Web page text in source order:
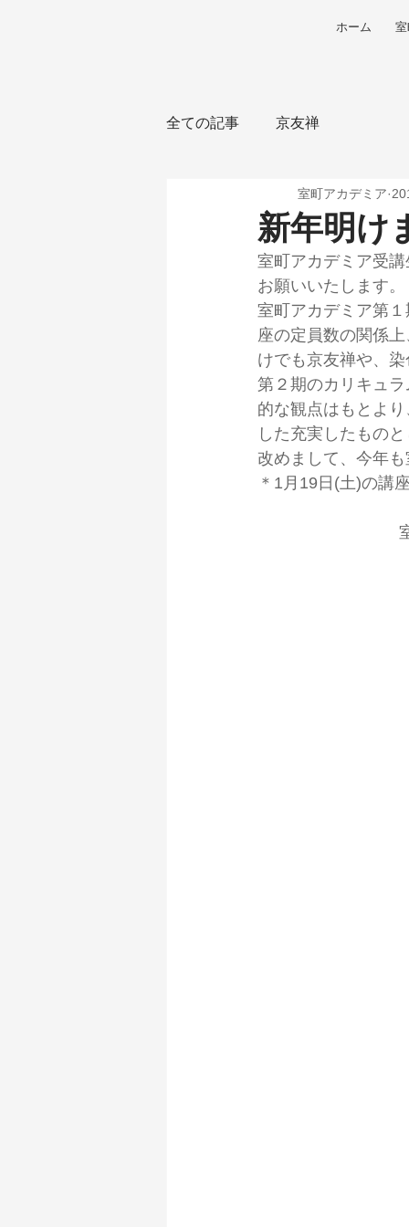
ホーム
全ての記事 京友禅
新年明け
室町アカデミア
室町アカデミア受
お願いいたします。
室町アカデミア第
座の定員数の関係
けでも京友禅や、
第２期のカリキュ
的な観点はもとよ
した充実したもの
改めまして、今年
＊1月19日(土)の講